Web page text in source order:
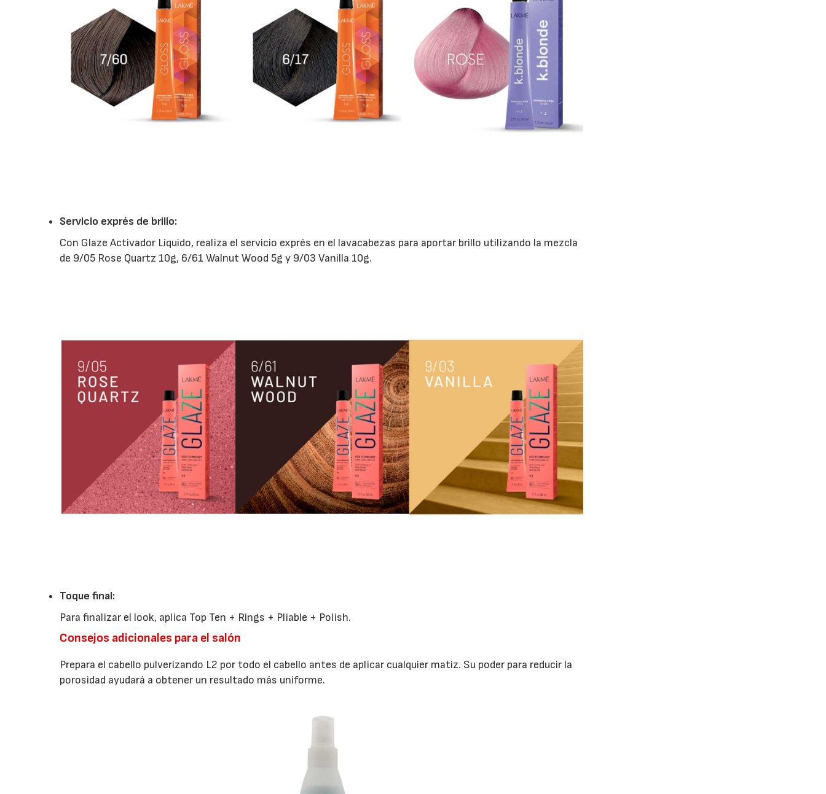
Servicio exprés de brillo:
Con Glaze Activador Líquido, realiza el servicio exprés en el lavacabezas para aportar brillo utilizando la mezcla
de 9/05 Rose Quartz 10g, 6/61 Walnut Wood 5g y 9/03 Vanilla 10g.
Toque final:
Para finalizar el look, aplica Top Ten + Rings + Pliable + Polish.
Consejos adicionales para el salón
Prepara el cabello pulverizando L2 por todo el cabello antes de aplicar cualquier matiz. Su poder para reducir la
porosidad ayudará a obtener un resultado más uniforme.